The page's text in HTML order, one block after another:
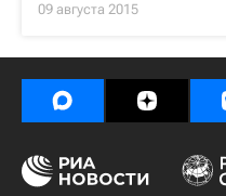
09 августа 2015